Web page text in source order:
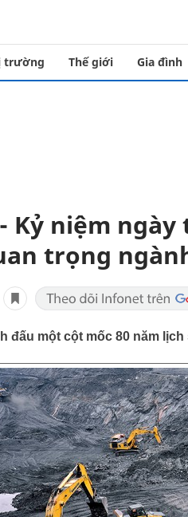
trường Thế giới Gia đình
Kỷ niệm
trọng
đấu một cột mốc 80 năm